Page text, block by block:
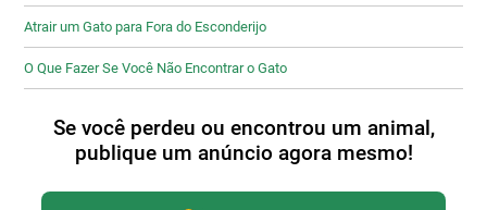
Atrair um Gato para Fora do Esconderijo
O Que Fazer Se Você Não Encontrar o Gato
Se você perdeu ou encontrou um animal,
publique um anúncio agora mesmo!